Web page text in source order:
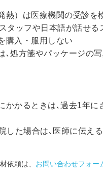
熱）は医療機関の受診を
タッフや日本語が話せる
購入・服用しない
､処方箋やパッケージの
かかるときは､過去1年
した場合は､医師に伝える
依頼は、 お問い合わせフォー